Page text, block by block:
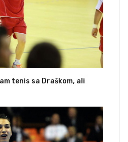
tenis sa Draškom, ali